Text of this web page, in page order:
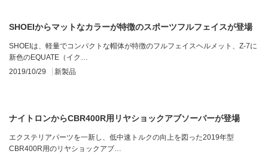
SHOEIからマットなカラーが特徴のスポーツフルフェイスが登場
SHOEIは、軽量でコンパクトな帽体が特徴のフルフェイスヘルメット、Z-7に
新色のEQUATE（イク…
2019/10/29
新製品
ナイトロンからCBR400R用リヤショックアブソーバーが登場
エクステリアパーツを一新し、低中速トルクの向上を図った2019年型
CBR400R用のリヤショックアブ…